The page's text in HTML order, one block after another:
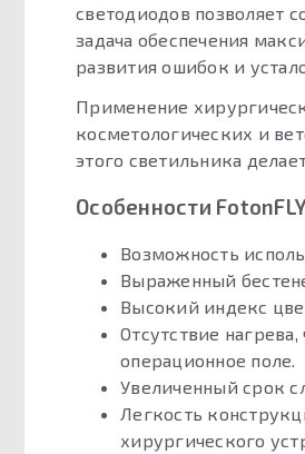
светодиодов позволяет
задача обеспечения
развития ошибок и
Применение
косметологических и
этого светильника
Особенности
Возможность
Выраженный
Высокий индекс
Отсутствие
операционное поле.
Увеличенный срок
Легкость
хирургического